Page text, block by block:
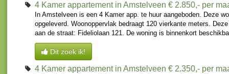
4 Kamer appartement in Amstelveen € 2.850,- per
In Amstelveen is een 4 Kamer app. te huur aangeboden. Deze
opgeleverd. Woonoppervlak bedraagt 120 vierkante meters.
aan de straat: Fideliolaan 121. De woning is binnenkort
Dit zoek ik!
4 Kamer appartement in Amstelveen € 2.350,- per